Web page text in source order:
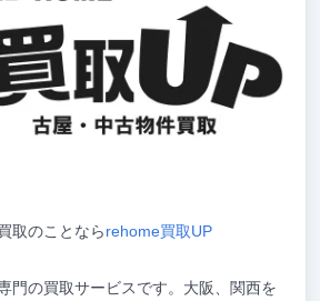
取のことならrehome買取UP
門の買取サービスです。大阪、関西を